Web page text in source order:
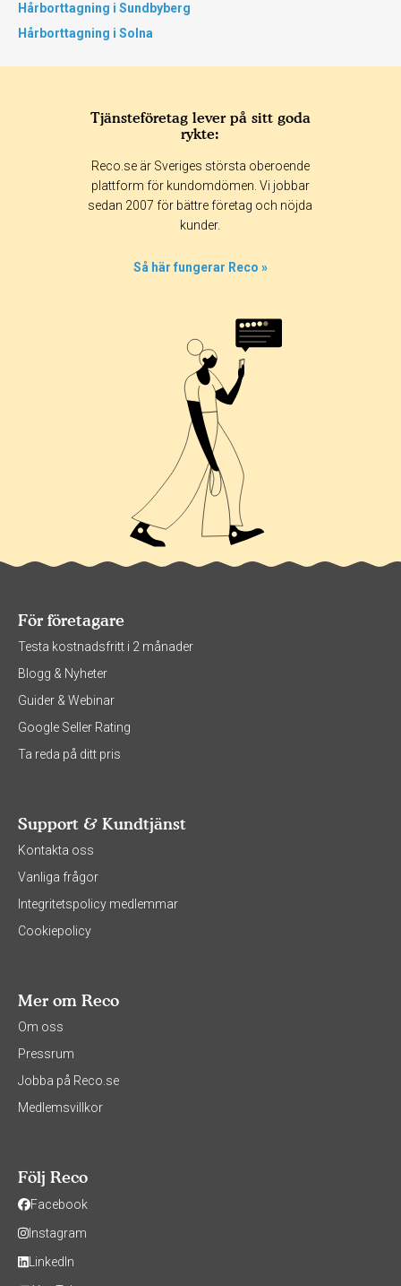
Hårborttagning i Sundbyberg
Hårborttagning i Solna
Tjänsteföretag lever på sitt goda
rykte:
Reco.se är Sveriges största oberoende
plattform för kundomdömen. Vi jobbar
sedan 2007 för bättre företag och nöjda
kunder.
Så här fungerar Reco »
För företagare
Testa kostnadsfritt i 2 månader
Blogg & Nyheter
Guider & Webinar
Google Seller Rating
Ta reda på ditt pris
Support & Kundtjänst
Kontakta oss
Vanliga frågor
Integritetspolicy medlemmar
Cookiepolicy
Mer om Reco
Om oss
Pressrum
Jobba på Reco.se
Medlemsvillkor
Följ Reco
Facebook
Instagram
LinkedIn